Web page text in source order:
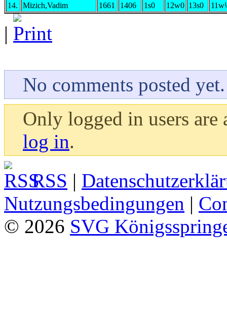
14.
Mizich,Vadim 1661 1406 1s0 12w0 13s0
|
No comments posted yet.
Only logged in users
log in.
RSS |
Nutzungsbedingungen |
© 2026 SVG